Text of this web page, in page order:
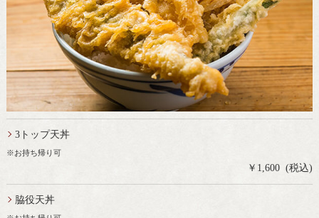
3トップ天丼
※お持ち帰り可
￥1,600 (税込)
脇役天丼